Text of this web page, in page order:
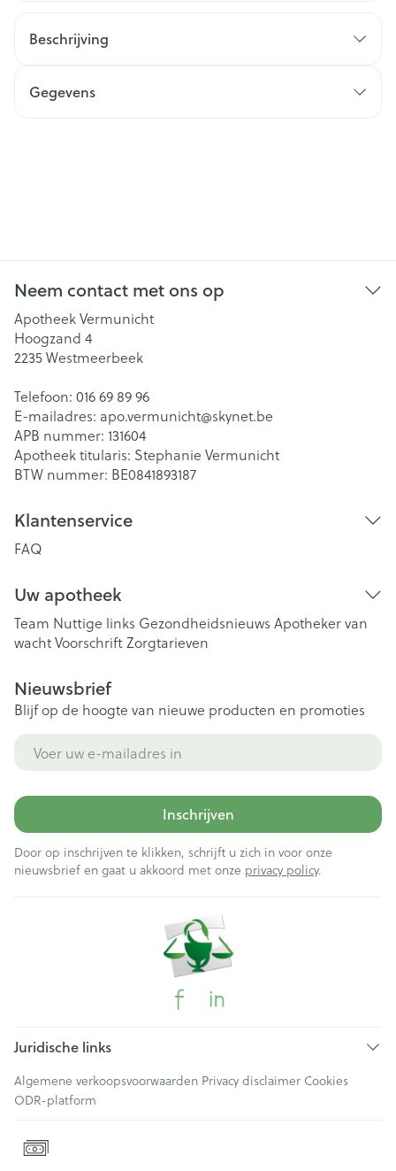
Beschrijving
Gegevens
Neem contact met ons op
Apotheek Vermunicht
Hoogzand 4
2235Westmeerbeek
Telefoon: 016 69 89 96
E-mailadres: apo.vermunicht@skynet.be
APB nummer: 131604
Apotheek titularis: Stephanie Vermunicht
BTW nummer: BE0841893187
Klantenservice
FAQ
Uw apotheek
Team Nuttige links Gezondheidsnieuws Apotheker van
wachtVoorschriftZorgtarieven
Nieuwsbrief
Blijf op de hoogte van nieuwe producten en promoties
Inschrijven
Door op inschrijven te klikken, schrijft u zich in voor onze
nieuwsbrief en gaat u akkoord met onze privacy policy.
Juridische links
Algemene verkoopsvoorwaarden Privacy disclaimer Cookies
ODR-platform